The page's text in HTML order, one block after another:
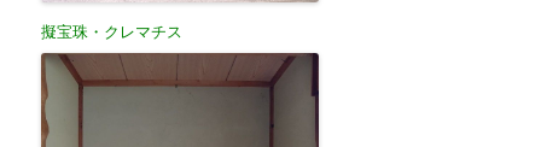
擬宝珠・クレマチス